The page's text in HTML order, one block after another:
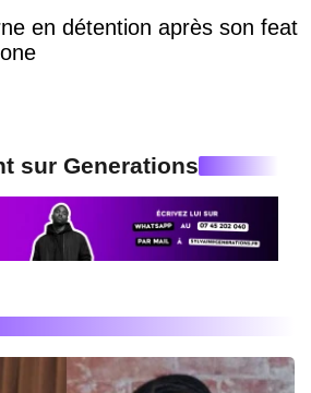
en détention après son feat
sur Generations